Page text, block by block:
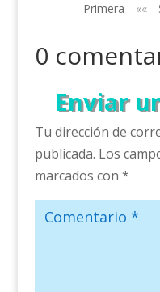
Primera ««
0
Enviar
Tu dirección de
publicada. Los
marcados con *